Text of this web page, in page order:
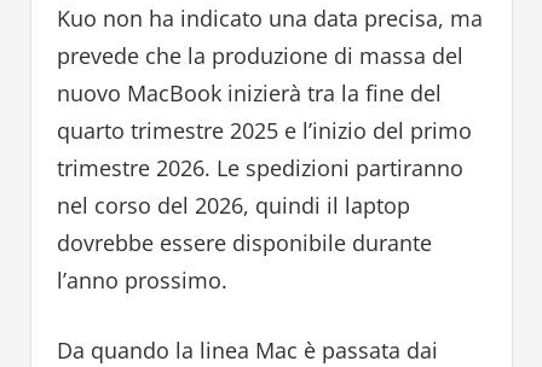
Kuo non ha indicato una data precisa, ma
prevede che la produzione di massa del
nuovo MacBook inizierà tra la fine del
quarto trimestre 2025 e l’inizio del primo
trimestre 2026. Le spedizioni partiranno
nel corso del 2026, quindi il laptop
dovrebbe essere disponibile durante
l’anno prossimo.
Da quando la linea Mac è passata dai